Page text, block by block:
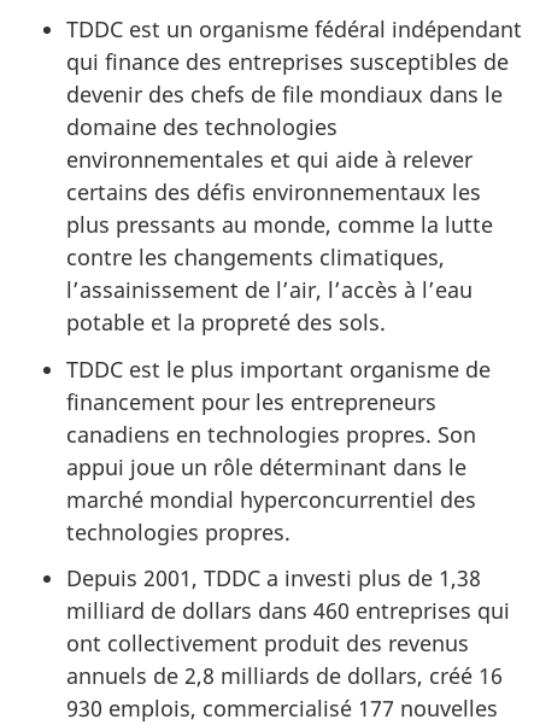
TDDC est un organisme fédéral indépendant
qui finance des entreprises susceptibles de
devenir des chefs de file mondiaux dans le
domaine des technologies
environnementales et qui aide à relever
certains des défis environnementaux les
plus pressants au monde, comme la lutte
contre les changements climatiques,
l’assainissement de l’air, l’accès à l’eau
potable et la propreté des sols.
TDDC est le plus important organisme de
financement pour les entrepreneurs
canadiens en technologies propres. Son
appui joue un rôle déterminant dans le
marché mondial hyperconcurrentiel des
technologies propres.
Depuis 2001, TDDC a investi plus de 1,38
milliard de dollars dans 460 entreprises qui
ont collectivement produit des revenus
annuels de 2,8 milliards de dollars, créé 16
930 emplois, commercialisé 177 nouvelles